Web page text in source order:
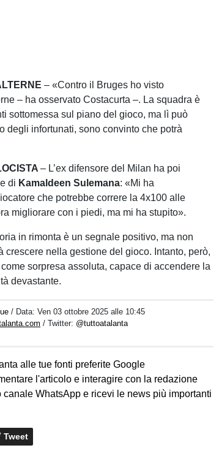
– «Contro il Bruges ho visto
– ha osservato Costacurta –. La squadra è
sottomessa sul piano del gioco, ma lì può
degli infortunati, sono convinto che potrà
– L’ex difensore del Milan ha poi
di Kamaldeen Sulemana: «Mi ha
che potrebbe correre la 4x100 alle
migliorare con i piedi, ma mi ha stupito».
in rimonta è un segnale positivo, ma non
crescere nella gestione del gioco. Intanto, però,
sorpresa assoluta, capace di accendere la
devastante.
/ Data:Ven 03 ottobre 2025 alle 10:45
/ Twitter: @tuttoatalanta
alle tue fonti preferite Google
l'articolo e interagire con la redazione
canale WhatsApp e ricevi le news più importanti
Tweet